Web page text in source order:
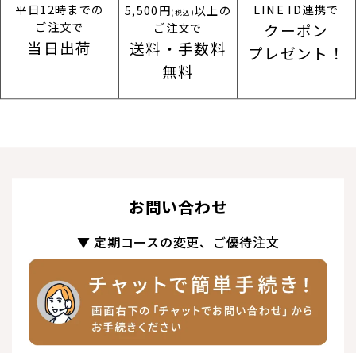
平日12時までの
ご注文で
当日出荷
5,500円(税込)以上の
ご注文で
送料・手数料
無料
LINE ID連携で
クーポン
プレゼント！
お問い合わせ
▼ 定期コースの変更、ご優待注文